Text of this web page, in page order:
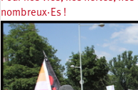
nombreux·Es !